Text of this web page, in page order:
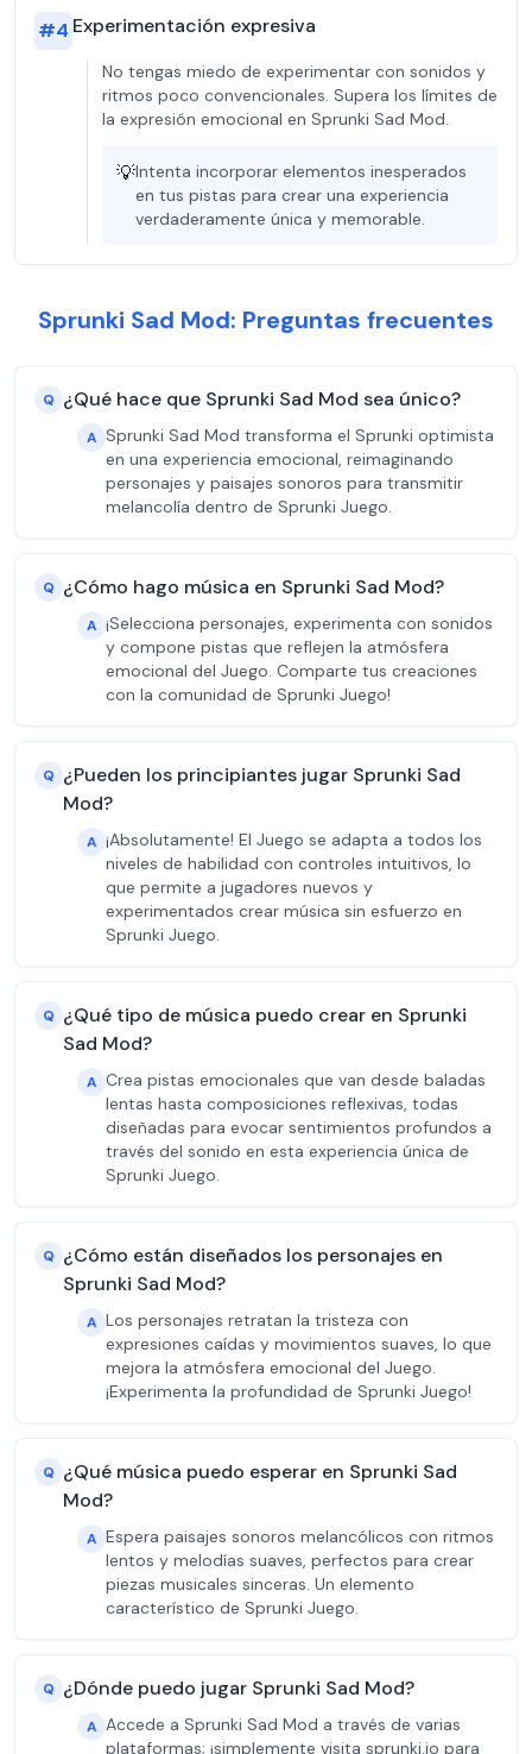
#4 Experimentación expresiva
No tengas miedo de experimentar con sonidos y
ritmos poco convencionales. Supera los límites de
la expresión emocional en Sprunki Sad Mod.
💡Intenta incorporar elementos inesperados
en tus pistas para crear una experiencia
verdaderamente única y memorable.
Sprunki Sad Mod: Preguntas frecuentes
Q ¿Qué hace que Sprunki Sad Mod sea único?
A Sprunki Sad Mod transforma el Sprunki optimista
en una experiencia emocional, reimaginando
personajes y paisajes sonoros para transmitir
melancolía dentro de Sprunki Juego.
Q ¿Cómo hago música en Sprunki Sad Mod?
A ¡Selecciona personajes, experimenta con sonidos
y compone pistas que reflejen la atmósfera
emocional del Juego. Comparte tus creaciones
con la comunidad de Sprunki Juego!
Q ¿Pueden los principiantes jugar Sprunki Sad
Mod?
A ¡Absolutamente! El Juego se adapta a todos los
niveles de habilidad con controles intuitivos, lo
que permite a jugadores nuevos y
experimentados crear música sin esfuerzo en
Sprunki Juego.
Q ¿Qué tipo de música puedo crear en Sprunki
Sad Mod?
A Crea pistas emocionales que van desde baladas
lentas hasta composiciones reflexivas, todas
diseñadas para evocar sentimientos profundos a
través del sonido en esta experiencia única de
Sprunki Juego.
Q ¿Cómo están diseñados los personajes en
Sprunki Sad Mod?
A Los personajes retratan la tristeza con
expresiones caídas y movimientos suaves, lo que
mejora la atmósfera emocional del Juego.
¡Experimenta la profundidad de Sprunki Juego!
Q ¿Qué música puedo esperar en Sprunki Sad
Mod?
A Espera paisajes sonoros melancólicos con ritmos
lentos y melodías suaves, perfectos para crear
piezas musicales sinceras. Un elemento
característico de Sprunki Juego.
Q ¿Dónde puedo jugar Sprunki Sad Mod?
A Accede a Sprunki Sad Mod a través de varias
plataformas; ¡simplemente visita sprunki.io para